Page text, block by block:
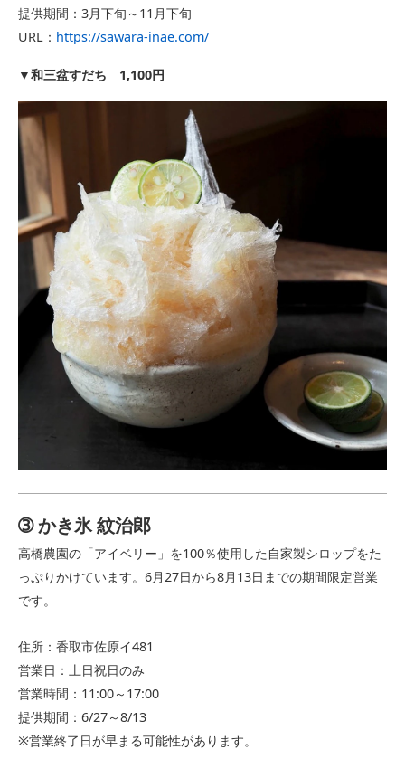
提供期間：3月下旬～11月下旬
URL： https://sawara-inae.com/
▼和三盆すだち 1,100円
➂ かき氷 紋治郎
高橋農園の「アイベリー」を100％使用した自家製シロップをた
っぷりかけています。6月27日から8月13日までの期間限定営業
です。
住所：香取市佐原イ481
営業日：土日祝日のみ
営業時間：11:00～17:00
提供期間：6/27～8/13
※営業終了日が早まる可能性があります。